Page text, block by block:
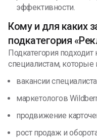
эффективности.
Кому и для каких
подкатегория
Подкатегория
специалистам, которые
вакансии
маркетологов
продвижение
рост продаж и